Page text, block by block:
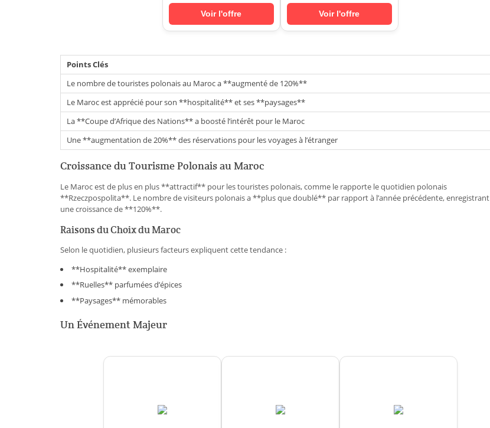
Voir l'offre Voir l'offre
Points Clés
Le nombre de touristes polonais au Maroc a **augmenté de 120%**
Le Maroc est apprécié pour son **hospitalité** et ses **paysages**
La **Coupe d’Afrique des Nations** a boosté l’intérêt pour le Maroc
Une **augmentation de 20%** des réservations pour les voyages à l’étranger
Croissance du Tourisme Polonais au Maroc
Le Maroc est de plus en plus **attractif** pour les touristes polonais, comme le rapporte le quotidien polonais
**Rzeczpospolita**. Le nombre de visiteurs polonais a **plus que doublé** par rapport à l’année précédente, enregistrant
une croissance de **120%**.
Raisons du Choix du Maroc
Selon le quotidien, plusieurs facteurs expliquent cette tendance :
**Hospitalité** exemplaire
**Ruelles** parfumées d’épices
**Paysages** mémorables
Un Événement Majeur